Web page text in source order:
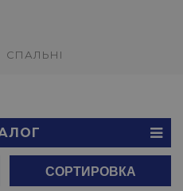
СПАЛЬНІ
СОРТИРОВКА